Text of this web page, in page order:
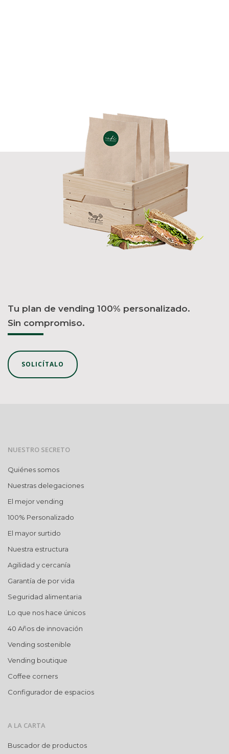
Tu plan de vending 100% personalizado.
Sin compromiso.
SOLICÍTALO
NUESTRO SECRETO
Quiénes somos
Nuestras delegaciones
El mejor vending
100% Personalizado
El mayor surtido
Nuestra estructura
Agilidad y cercanía
Garantía de por vida
Seguridad alimentaria
Lo que nos hace únicos
40 Años de innovación
Vending sostenible
Vending boutique
Coffee corners
Configurador de espacios
A LA CARTA
Buscador de productos